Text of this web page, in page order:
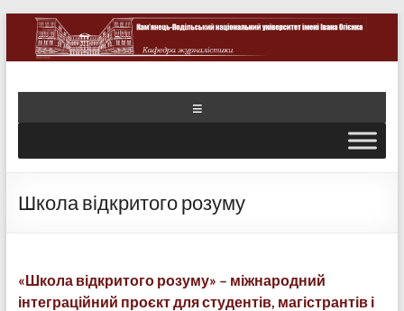
Школа відкритого розуму
«Школа відкритого розуму» – міжнародний
інтеграційний проєкт для студентів, магістрантів і